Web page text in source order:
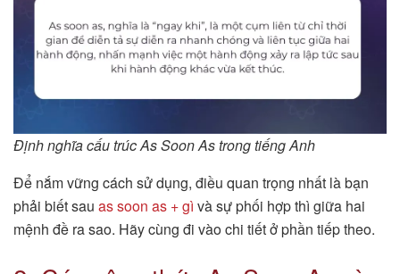
Định nghĩa cấu trúc As Soon As trong tiếng Anh
Để nắm vững cách sử dụng, điều quan trọng nhất là bạn
phải biết sau as soon as + gì và sự phối hợp thì giữa hai
mệnh đề ra sao. Hãy cùng đi vào chi tiết ở phần tiếp theo.